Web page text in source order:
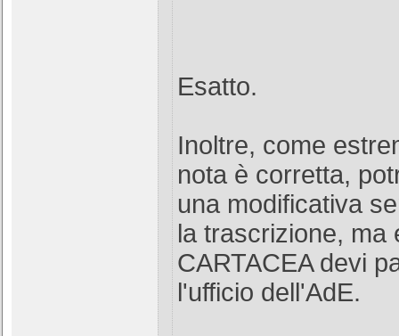
Esatto.
Inoltre, come
nota è corretta,
una modificativa
la trascrizione, ma
CARTACEA devi
l'ufficio dell'AdE.